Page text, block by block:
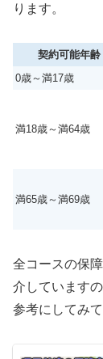
ります。
契約可能年齢
0歳～満17歳
満18歳～満64歳
満65歳～満69歳
全コースの保
介しています
参考にしてみて